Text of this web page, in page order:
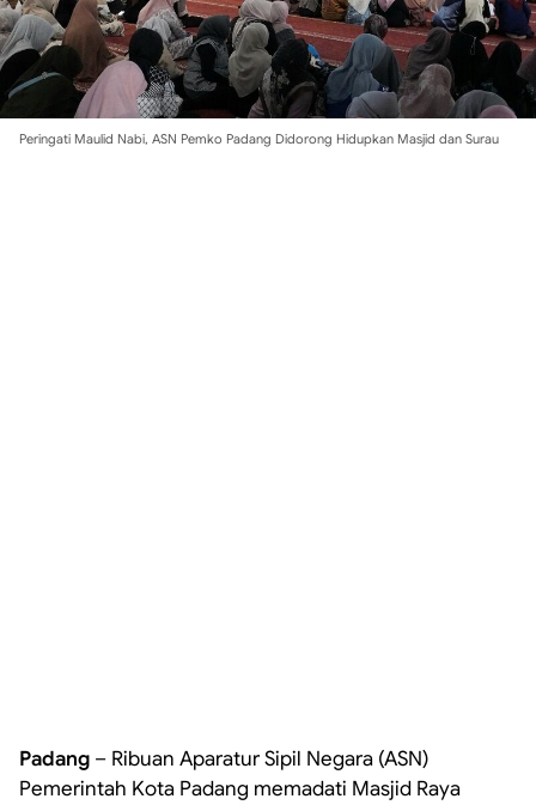
Peringati Maulid Nabi, ASN Pemko Padang Didorong Hidupkan Masjid dan Surau
Padang – Ribuan Aparatur Sipil Negara (ASN)
Pemerintah Kota Padang memadati Masjid Raya